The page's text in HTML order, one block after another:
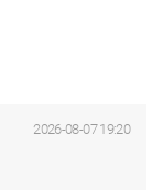
2026-08-07 19:20